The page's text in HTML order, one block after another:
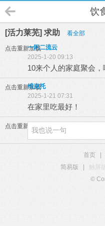
饮
[活力莱芜] 求助 看全部
点击重新加载一闲二流云
2025-1-20 09:13
10来个人的家庭聚会，
点击重新加载
维克托
2025-1-21 07:31
在家里吃最好！
点击重新加载
首页
简易版
©